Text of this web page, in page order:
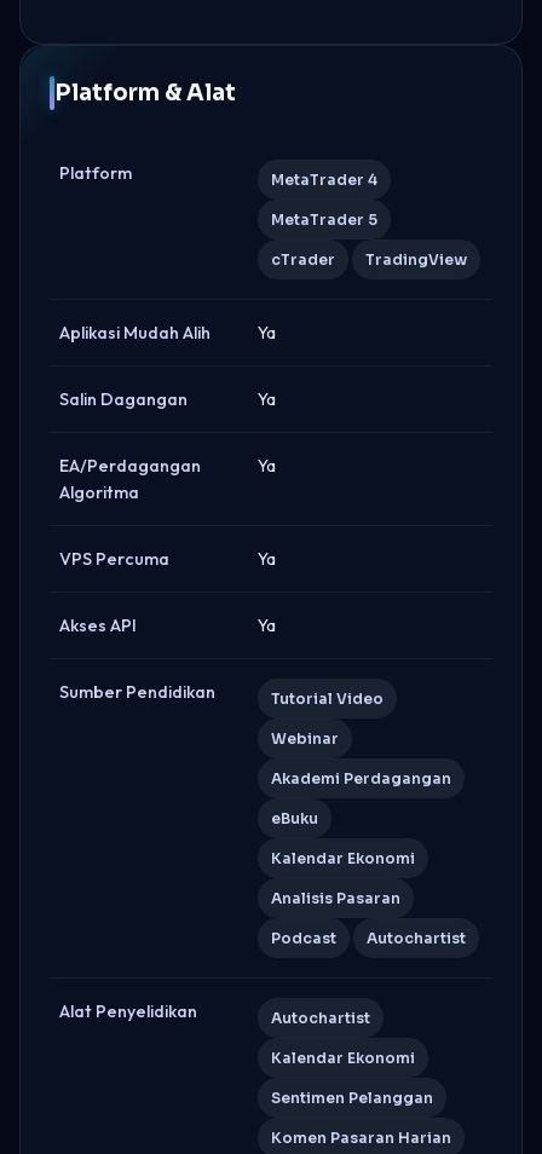
Platform & Alat
Platform MetaTrader 4
MetaTrader 5
cTrader TradingView
Aplikasi Mudah Alih Ya
Salin Dagangan Ya
EA/Perdagangan
Algoritma
Ya
VPS Percuma Ya
Akses API Ya
Sumber Pendidikan Tutorial Video
Webinar
Akademi Perdagangan
eBuku
Kalendar Ekonomi
Analisis Pasaran
Podcast Autochartist
Alat Penyelidikan Autochartist
Kalendar Ekonomi
Sentimen Pelanggan
Komen Pasaran Harian